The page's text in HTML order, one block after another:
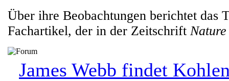
Über ihre Beobachtungen berichtet das
Fachartikel, der in der Zeitschrift
James Webb findet